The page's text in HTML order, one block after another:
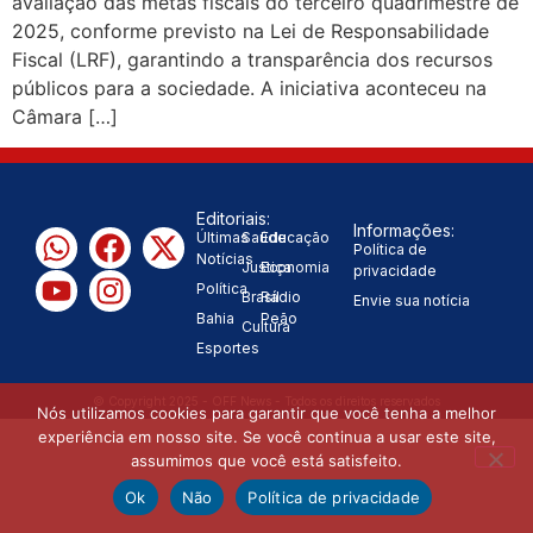
população | “Tomamos a
decisão de caminhar com Flávio
Zema sobre fim do Bolsa Família:
“Precisamos dar condições para
2025, conforme previsto na Lei de Responsabilidade
Fiscal (LRF), garantindo a transparência dos recursos
públicos para a sociedade. A iniciativa aconteceu na
Câmara […]
Editoriais:
Últimas
Notícias
Política
Bahia
Esportes
Saúde
Justiça
Brasil
Cultura
Educação
Economia
Rádio
Peão
Informações:
Política de
privacidade
Envie sua notícia
Nós utilizamos cookies para garantir que você tenha a melhor
experiência em nosso site. Se você continua a usar este site,
assumimos que você está satisfeito.
Ok
Não Política de privacidade